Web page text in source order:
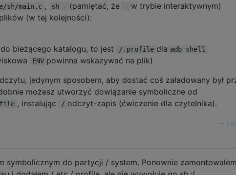
sh/main.c , sh - (pamiętać, że - w trybie interaktywnym)
(w tej kolejności):
bieżącego katalogu, to jest /.profile dla adb shell
ENV powinna wskazywać na plik)
jedynym sposobem, aby dostać coś załadowany był
możesz utworzyć dowiązanie symboliczne od
, instalując / odczyt-zapis (ćwiczenie dla czytelnika).
symbolicznym do partycji / system. Ponownie